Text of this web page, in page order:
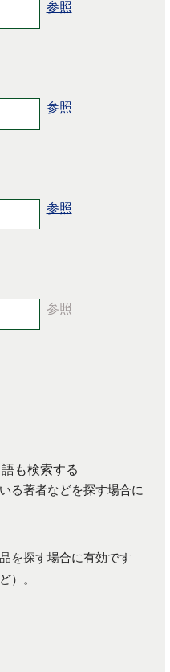
も検索する
る著者などを探す場合に
を探す場合に有効です
）。